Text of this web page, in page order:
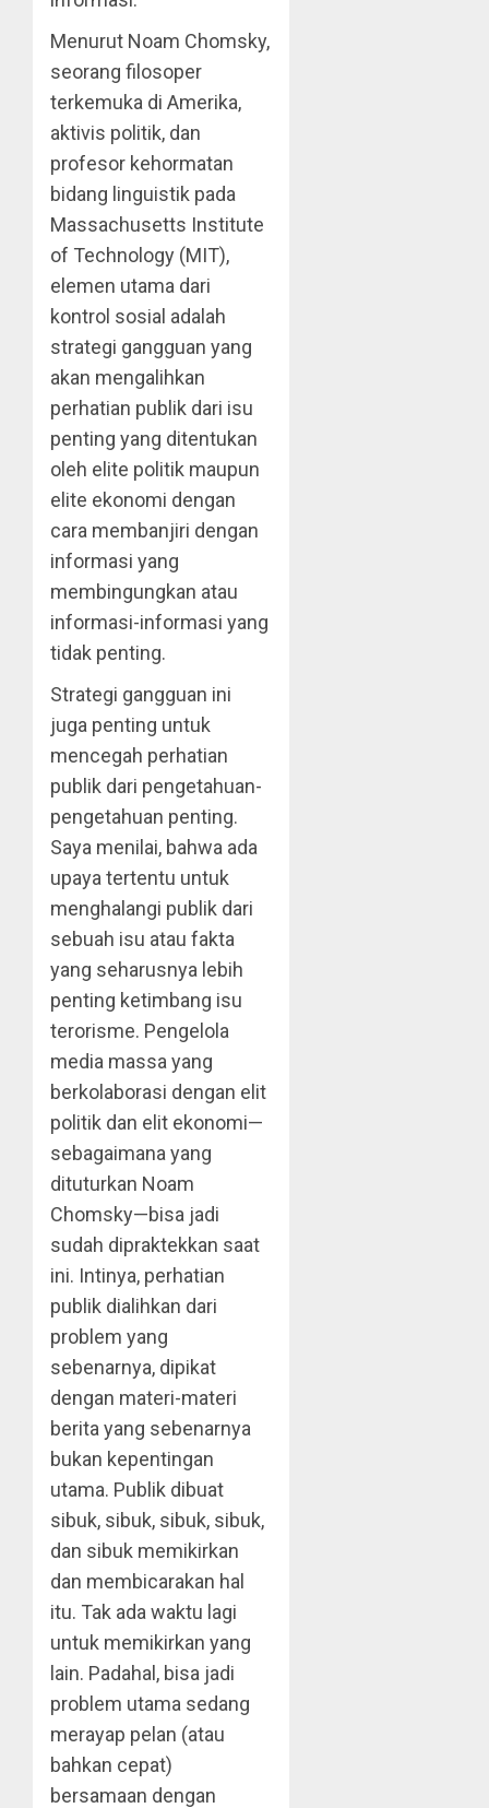
Menurut Noam Chomsky,
seorang filosoper
terkemuka di Amerika,
aktivis politik, dan
profesor kehormatan
bidang linguistik pada
Massachusetts Institute
of Technology (MIT),
elemen utama dari
kontrol sosial adalah
strategi gangguan yang
akan mengalihkan
perhatian publik dari isu
penting yang ditentukan
oleh elite politik maupun
elite ekonomi dengan
cara membanjiri dengan
informasi yang
membingungkan atau
informasi-informasi yang
tidak penting.
Strategi gangguan ini
juga penting untuk
mencegah perhatian
publik dari pengetahuan-
pengetahuan penting.
Saya menilai, bahwa ada
upaya tertentu untuk
menghalangi publik dari
sebuah isu atau fakta
yang seharusnya lebih
penting ketimbang isu
terorisme. Pengelola
media massa yang
berkolaborasi dengan elit
politik dan elit ekonomi—
sebagaimana yang
dituturkan Noam
Chomsky—bisa jadi
sudah dipraktekkan saat
ini. Intinya, perhatian
publik dialihkan dari
problem yang
sebenarnya, dipikat
dengan materi-materi
berita yang sebenarnya
bukan kepentingan
utama. Publik dibuat
sibuk, sibuk, sibuk, sibuk,
dan sibuk memikirkan
dan membicarakan hal
itu. Tak ada waktu lagi
untuk memikirkan yang
lain. Padahal, bisa jadi
problem utama sedang
merayap pelan (atau
bahkan cepat)
bersamaan dengan